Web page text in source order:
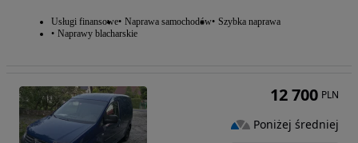
Usługi finansowe Naprawa samochodów Szybka naprawa
Naprawy blacharskie
12 700 PLN
Poniżej średniej